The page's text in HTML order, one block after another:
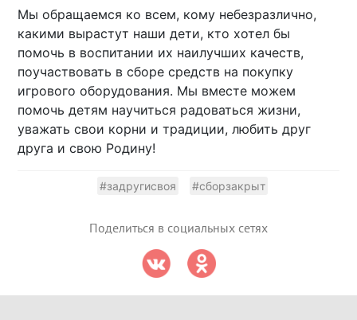
Мы обращаемся ко всем, кому небезразлично,
какими вырастут наши дети, кто хотел бы
помочь в воспитании их наилучших качеств,
поучаствовать в сборе средств на покупку
игрового оборудования. Мы вместе можем
помочь детям научиться радоваться жизни,
уважать свои корни и традиции, любить друг
друга и свою Родину!
#задругисвоя #сборзакрыт
Поделиться в социальных сетях